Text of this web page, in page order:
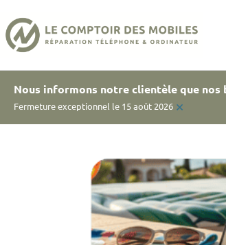
Nous informons notre clientèle que
Fermeture exceptionnel le 15 août 2026 ×